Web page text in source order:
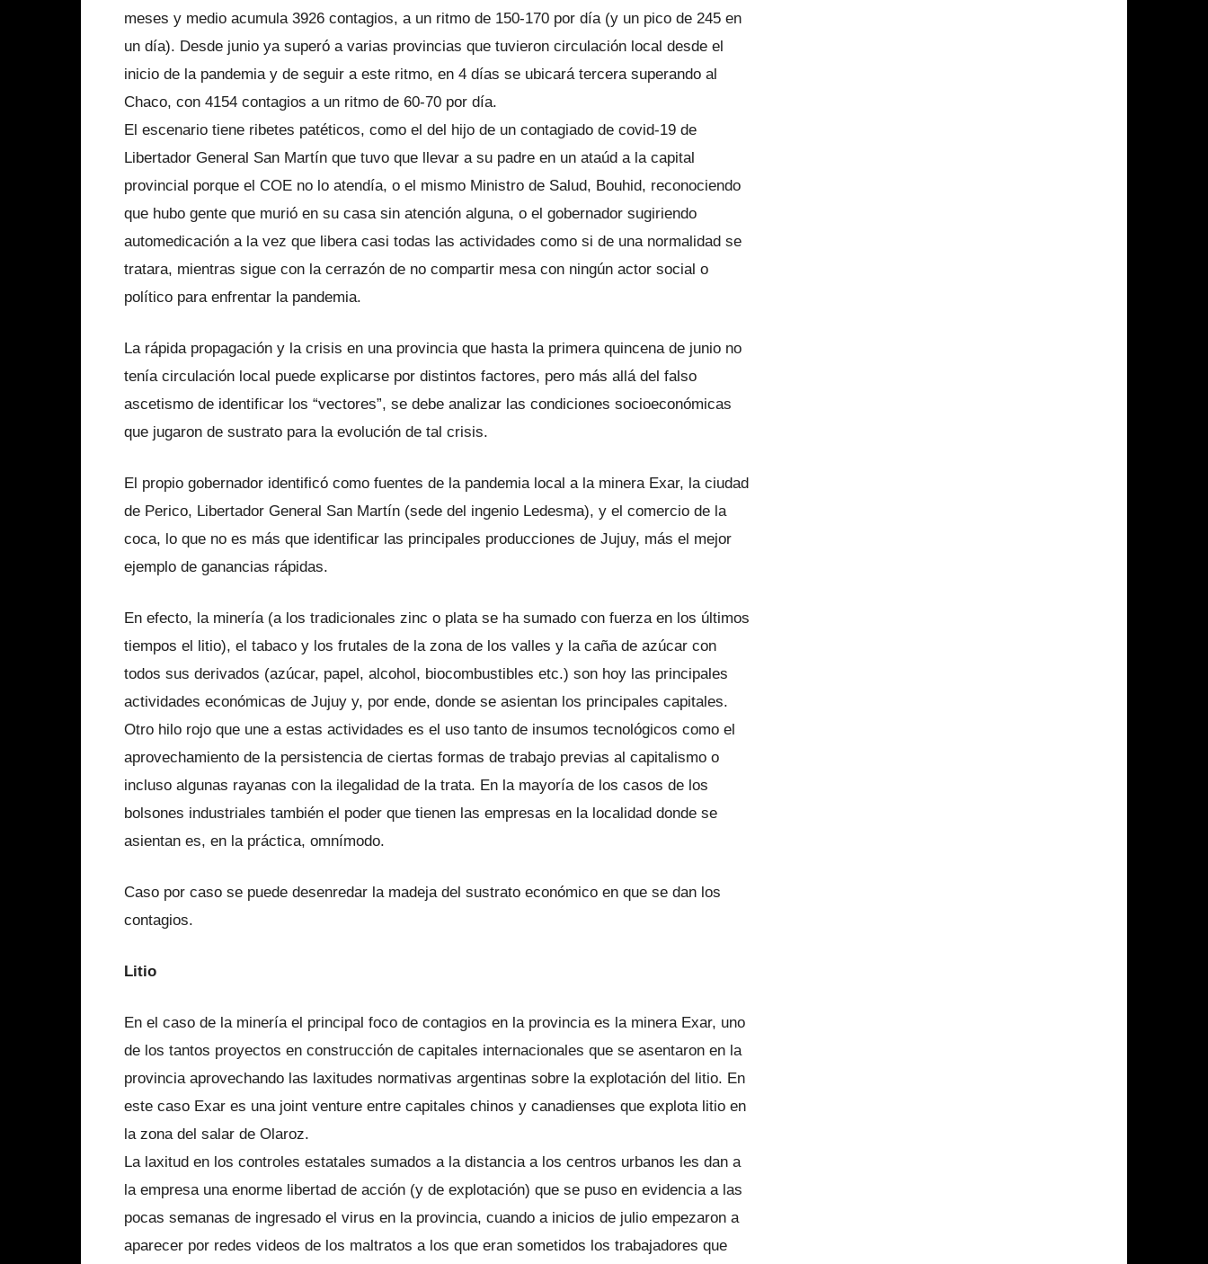
meses y medio acumula 3926 contagios, a un ritmo de 150-170 por día (y un pico de 245 en
un día). Desde junio ya superó a varias provincias que tuvieron circulación local desde el
inicio de la pandemia y de seguir a este ritmo, en 4 días se ubicará tercera superando al
Chaco, con 4154 contagios a un ritmo de 60-70 por día.
El escenario tiene ribetes patéticos, como el del hijo de un contagiado de covid-19 de
Libertador General San Martín que tuvo que llevar a su padre en un ataúd a la capital
provincial porque el COE no lo atendía, o el mismo Ministro de Salud, Bouhid, reconociendo
que hubo gente que murió en su casa sin atención alguna, o el gobernador sugiriendo
automedicación a la vez que libera casi todas las actividades como si de una normalidad se
tratara, mientras sigue con la cerrazón de no compartir mesa con ningún actor social o
político para enfrentar la pandemia.
La rápida propagación y la crisis en una provincia que hasta la primera quincena de junio no
tenía circulación local puede explicarse por distintos factores, pero más allá del falso
ascetismo de identificar los “vectores”, se debe analizar las condiciones socioeconómicas
que jugaron de sustrato para la evolución de tal crisis.
El propio gobernador identificó como fuentes de la pandemia local a la minera Exar, la ciudad
de Perico, Libertador General San Martín (sede del ingenio Ledesma), y el comercio de la
coca, lo que no es más que identificar las principales producciones de Jujuy, más el mejor
ejemplo de ganancias rápidas.
En efecto, la minería (a los tradicionales zinc o plata se ha sumado con fuerza en los últimos
tiempos el litio), el tabaco y los frutales de la zona de los valles y la caña de azúcar con
todos sus derivados (azúcar, papel, alcohol, biocombustibles etc.) son hoy las principales
actividades económicas de Jujuy y, por ende, donde se asientan los principales capitales.
Otro hilo rojo que une a estas actividades es el uso tanto de insumos tecnológicos como el
aprovechamiento de la persistencia de ciertas formas de trabajo previas al capitalismo o
incluso algunas rayanas con la ilegalidad de la trata. En la mayoría de los casos de los
bolsones industriales también el poder que tienen las empresas en la localidad donde se
asientan es, en la práctica, omnímodo.
Caso por caso se puede desenredar la madeja del sustrato económico en que se dan los
contagios.
Litio
En el caso de la minería el principal foco de contagios en la provincia es la minera Exar, uno
de los tantos proyectos en construcción de capitales internacionales que se asentaron en la
provincia aprovechando las laxitudes normativas argentinas sobre la explotación del litio. En
este caso Exar es una joint venture entre capitales chinos y canadienses que explota litio en
la zona del salar de Olaroz.
La laxitud en los controles estatales sumados a la distancia a los centros urbanos les dan a
la empresa una enorme libertad de acción (y de explotación) que se puso en evidencia a las
pocas semanas de ingresado el virus en la provincia, cuando a inicios de julio empezaron a
aparecer por redes videos de los maltratos a los que eran sometidos los trabajadores que